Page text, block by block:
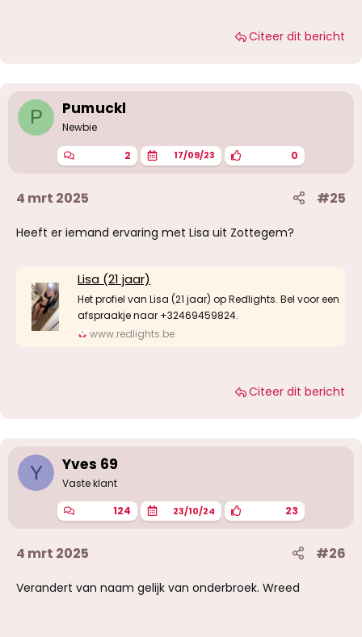
Citeer dit bericht
P Pumuckl
Newbie
2 17/09/23 0
4 mrt 2025 #25
Heeft er iemand ervaring met Lisa uit Zottegem?
Lisa (21 jaar)
Het profiel van Lisa (21 jaar) op Redlights. Bel voor een
afspraakje naar +32469459824.
www.redlights.be
Citeer dit bericht
Y Yves 69
Vaste klant
124 23/10/24 23
4 mrt 2025 #26
Verandert van naam gelijk van onderbroek. Wreed